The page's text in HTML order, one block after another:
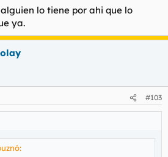
alguien lo tiene por ahi que lo
ya.
#103